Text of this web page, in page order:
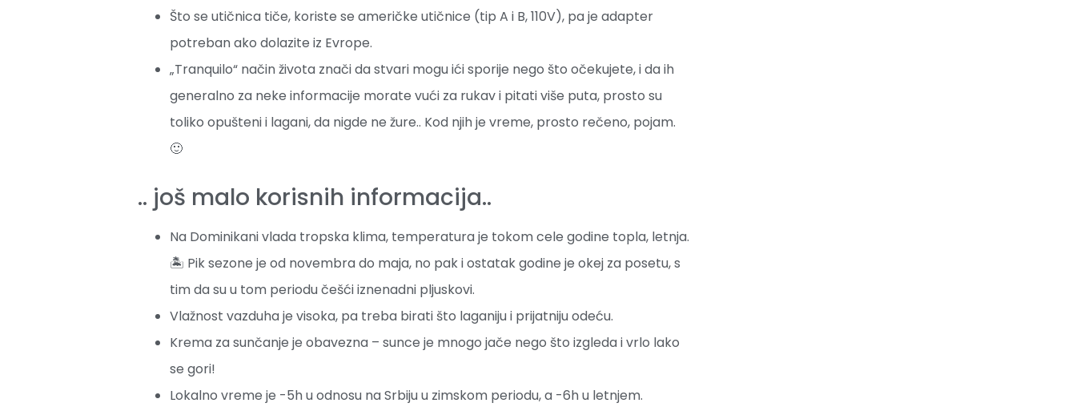
Što se utičnica tiče, koriste se američke utičnice (tip A i B, 110V), pa je adapter
potreban ako dolazite iz Evrope.
„Tranquilo“ način života znači da stvari mogu ići sporije nego što očekujete, i da ih
generalno za neke informacije morate vući za rukav i pitati više puta, prosto su
toliko opušteni i lagani, da nigde ne žure.. Kod njih je vreme, prosto rečeno, pojam.
🙂
.. još malo korisnih informacija..
Na Dominikani vlada tropska klima, temperatura je tokom cele godine topla, letnja.
🏝 Pik sezone je od novembra do maja, no pak i ostatak godine je okej za posetu, s
tim da su u tom periodu češći iznenadni pljuskovi.
Vlažnost vazduha je visoka, pa treba birati što laganiju i prijatniju odeću.
Krema za sunčanje je obavezna – sunce je mnogo jače nego što izgleda i vrlo lako
se gori!
Lokalno vreme je -5h u odnosu na Srbiju u zimskom periodu, a -6h u letnjem.